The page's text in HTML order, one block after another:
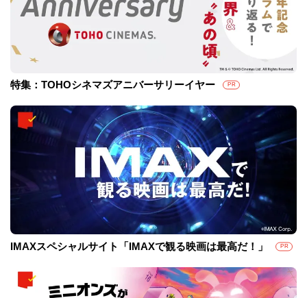
特集：TOHOシネマズアニバーサリーイヤー PR
IMAXスペシャルサイト「IMAXで観る映画は最高だ！」 PR